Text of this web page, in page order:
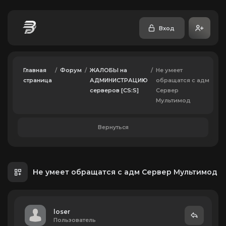
Вход
Главная
страница
/ Форум / ЖАЛОБЫ на
АДМИНИСТРАЦИЮ
серверов [CS:S]
/ Не умеет
обращатся с адм
Сервер
Мультимод
Вернуться
Не умеет обращатся с адм Сервер Мультимод
loser
Пользователь